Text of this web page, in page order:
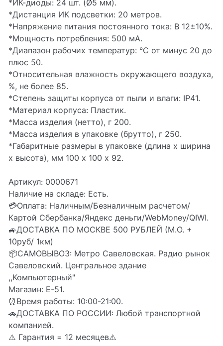
*ИК-диоды: 24 шт. (Ø5 мм).
*Дистанция ИК подсветки: 20 метров.
*Напряжение питания постоянного тока: В 12±10%.
*Мощность потребления: 500 мА.
*Диапазон рабочих температур: °С от минус 20 до
плюс 50.
*Относительная влажность окружающего воздуха,
%, не более 85.
*Степень защиты корпуса от пыли и влаги: IP41.
*Материал корпуса: Пластик.
*Масса изделия (нетто), г 200.
*Масса изделия в упаковке (брутто), г 250.
*Габаритные размеры в упаковке (длина х ширина
х высота), мм 100 х 100 х 92.
Артикул: 0000671
Наличие на складе: Есть.
💳Оплата: Наличным/Безналичным расчетом/
Картой Сбербанка/Яндекс деньги/WebMoney/QIWI.
🚙ДОСТАВКА ПО МОСКВЕ 500 РУБЛЕЙ (М.О. +
10руб/ 1км)
📦CАМОВЫВОЗ: Метро Савеловская. Радио рынок
Савеловский. Центральное здание
,,Компьютерный"
Магазин: Е-51.
⏰Время работы: 10:00-21:00.
🚗ДОСТАВКА ПО РОССИИ: Любой транспортной
компанией.
⚠️ Гарантия = 12 месяцев⚠️